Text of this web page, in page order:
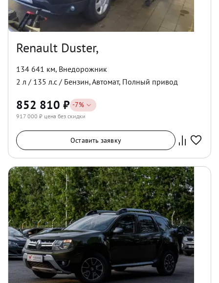
Renault Duster,
134 641 км, Внедорожник
2 л / 135 л.с / Бензин,Автомат, Полный привод
852 810 ₽ -7%
917 000 ₽ цена без скидки
Оставить заявку